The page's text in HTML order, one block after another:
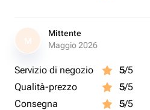
M
Mittente
Maggio 2026
Servizio di negozio 5/5
Qualità-prezzo
5/5
Consegna
5/5